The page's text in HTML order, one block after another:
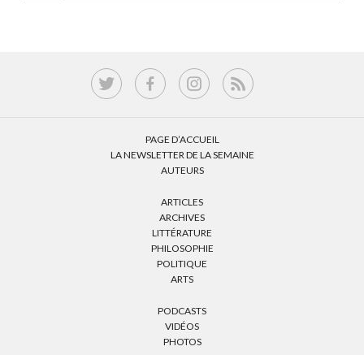
PAGE D’ACCUEIL
LA NEWSLETTER DE LA SEMAINE
AUTEURS
ARTICLES
ARCHIVES
LITTÉRATURE
PHILOSOPHIE
POLITIQUE
ARTS
PODCASTS
VIDÉOS
PHOTOS